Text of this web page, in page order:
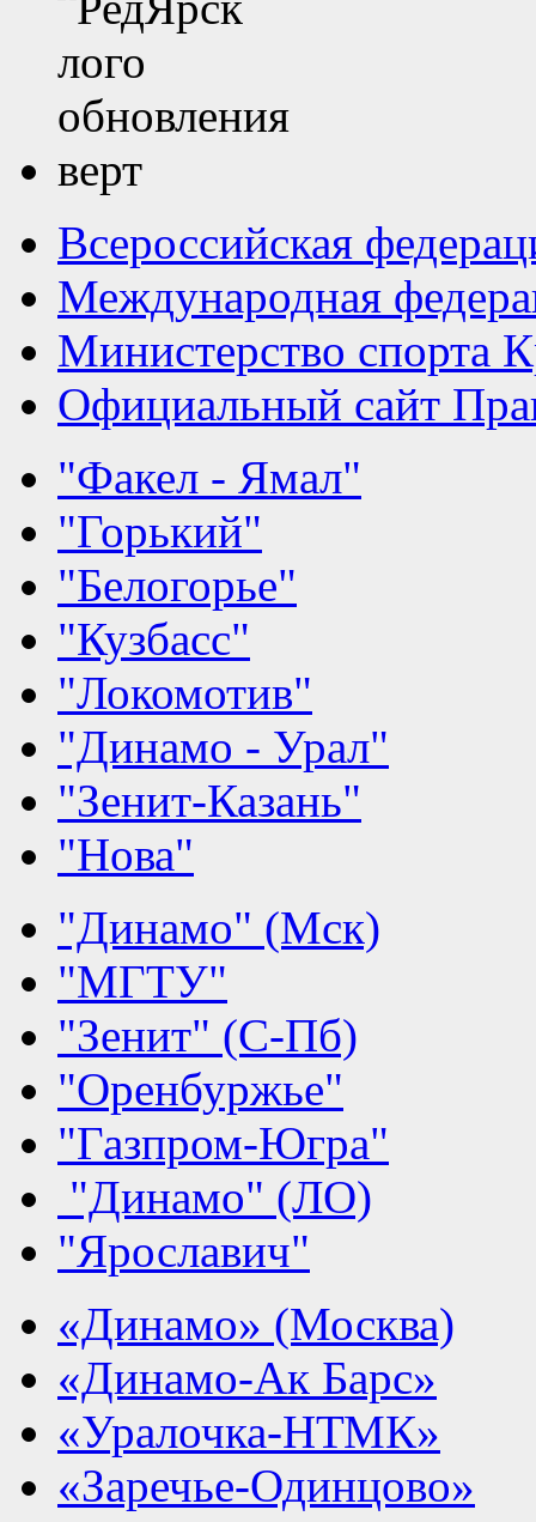
Всероссийская
Международная
Министерство спорта
Официальный сайт
"Факел - Ямал"
"Горький"
"Белогорье"
"Кузбасс"
"Локомотив"
"Динамо - Урал"
"Зенит-Казань"
"Нова"
"Динамо" (Мск)
"МГТУ"
"Зенит" (С-Пб)
"Оренбуржье"
"Газпром-Югра"
"Динамо" (ЛО)
"Ярославич"
«Динамо» (Москва)
«Динамо-Ак Барс»
«Уралочка-НТМК»
«Заречье-Одинцово»